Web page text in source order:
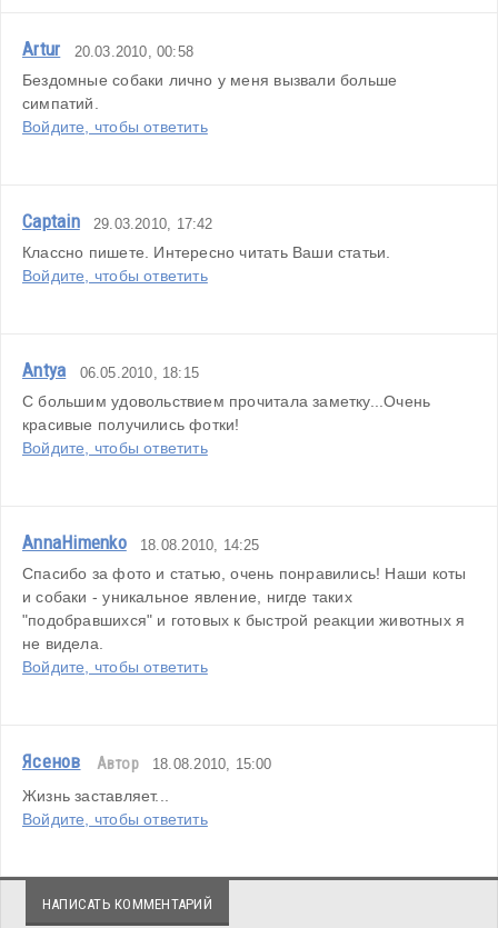
Artur 20.03.2010, 00:58
Бездомные собаки лично у меня вызвали больше
симпатий.
Войдите, чтобы ответить
Captain 29.03.2010, 17:42
Классно пишете. Интересно читать Ваши статьи.
Войдите, чтобы ответить
Antya 06.05.2010, 18:15
С большим удовольствием прочитала заметку...Очень
красивые получились фотки!
Войдите, чтобы ответить
AnnaHimenko 18.08.2010, 14:25
Спасибо за фото и статью, очень понравились! Наши коты
и собаки - уникальное явление, нигде таких
"подобравшихся" и готовых к быстрой реакции животных я
не видела.
Войдите, чтобы ответить
Ясенов Автор 18.08.2010, 15:00
Жизнь заставляет...
Войдите, чтобы ответить
НАПИСАТЬ КОММЕНТАРИЙ